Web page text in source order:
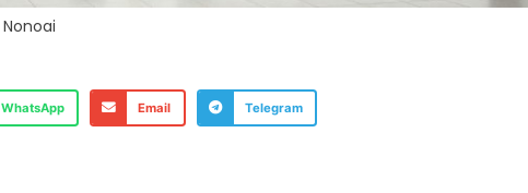
Nonoai
WhatsApp Email Telegram